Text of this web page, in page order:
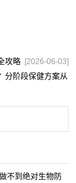
攻略 [2026-06-03]
分阶段保健方案从
不到绝对生物防